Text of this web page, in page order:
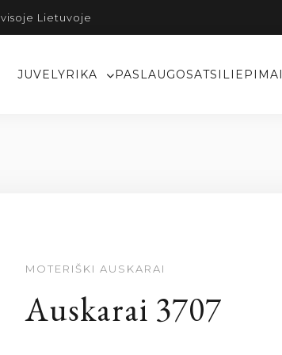
Lietuvoje
JUVELYRIKA PASLAUGOSATSILIEPIMAI
MOTERIŠKI AUSKARAI
Auskarai 3707